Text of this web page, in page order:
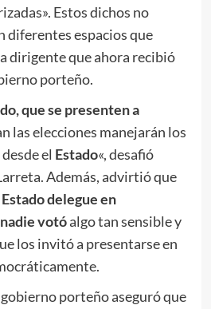
Estos dichos no
diferentes espacios que
dirigente que ahora recibió
porteño.
que se presenten a
las elecciones manejarán los
el Estado«, desafió
Además, advirtió que
delegue en
votóalgo tan sensible y
los invitó a presentarse en
porteño aseguró que